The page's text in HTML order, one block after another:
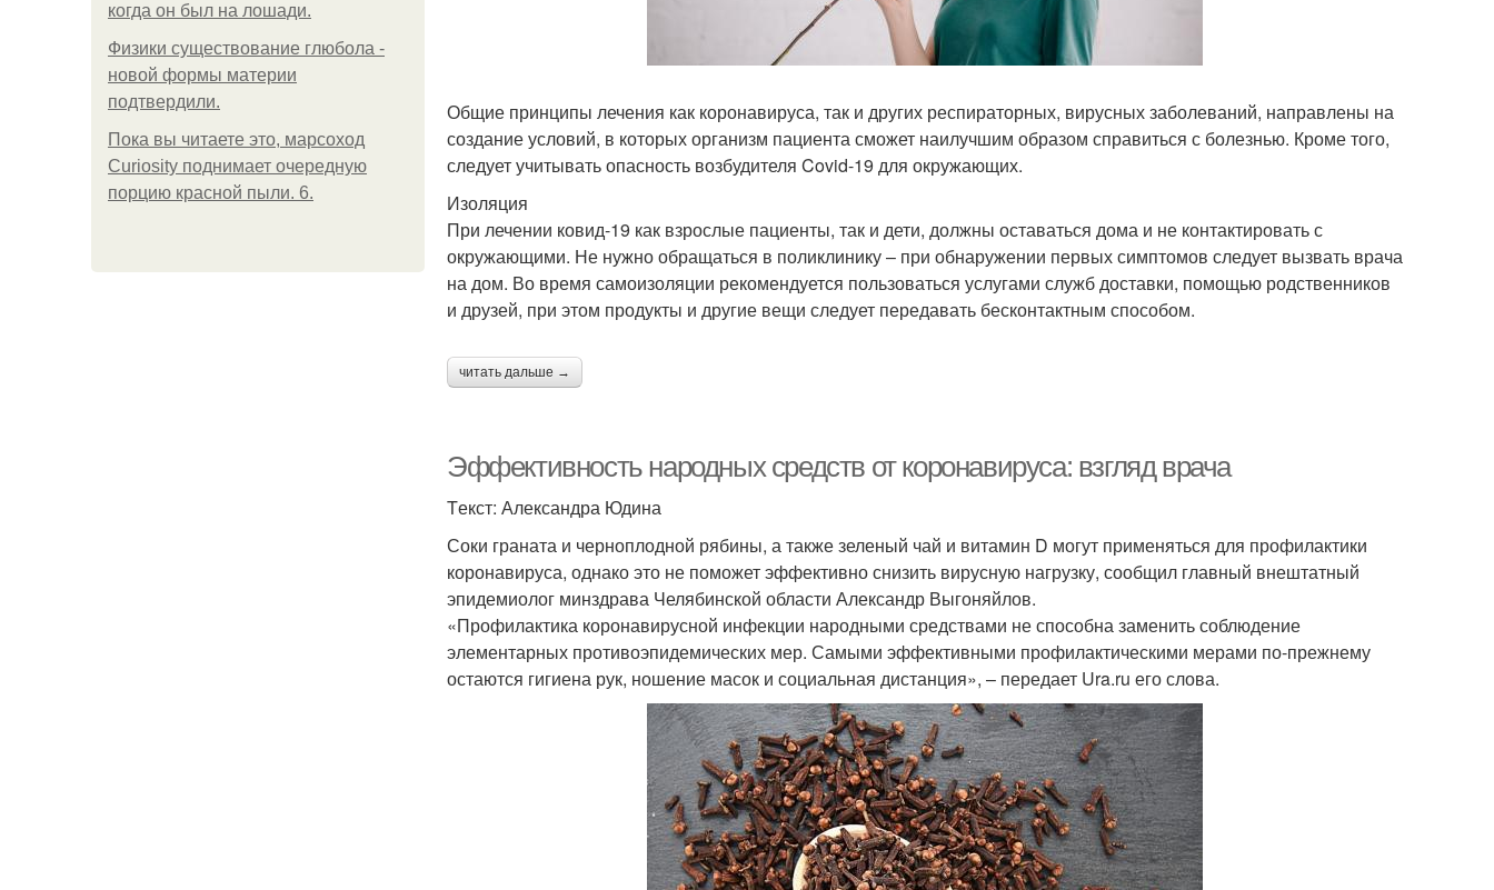
когда он был на лошади.
Физики существование глюбола -
новой формы материи
подтвердили.
Пока вы читаете это, марсоход
Curiosity поднимает очередную
порцию красной пыли. 6.
Общие принципы лечения как коронавируса, так и других респираторных, вирусных заболеваний, направлены на
создание условий, в которых организм пациента сможет наилучшим образом справиться с болезнью. Кроме того,
следует учитывать опасность возбудителя Covid-19 для окружающих.
Изоляция
При лечении ковид-19 как взрослые пациенты, так и дети, должны оставаться дома и не контактировать с
окружающими. Не нужно обращаться в поликлинику – при обнаружении первых симптомов следует вызвать врача
на дом. Во время самоизоляции рекомендуется пользоваться услугами служб доставки, помощью родственников
и друзей, при этом продукты и другие вещи следует передавать бесконтактным способом.
читать дальше →
Эффективность народных средств от коронавируса: взгляд врача
Tекст: Александра Юдина
Соки граната и черноплодной рябины, а также зеленый чай и витамин D могут применяться для профилактики
коронавируса, однако это не поможет эффективно снизить вирусную нагрузку, сообщил главный внештатный
эпидемиолог минздрава Челябинской области Александр Выгоняйлов.
«Профилактика коронавирусной инфекции народными средствами не способна заменить соблюдение
элементарных противоэпидемических мер. Самыми эффективными профилактическими мерами по-прежнему
остаются гигиена рук, ношение масок и социальная дистанция», – передает Ura.ru его слова.